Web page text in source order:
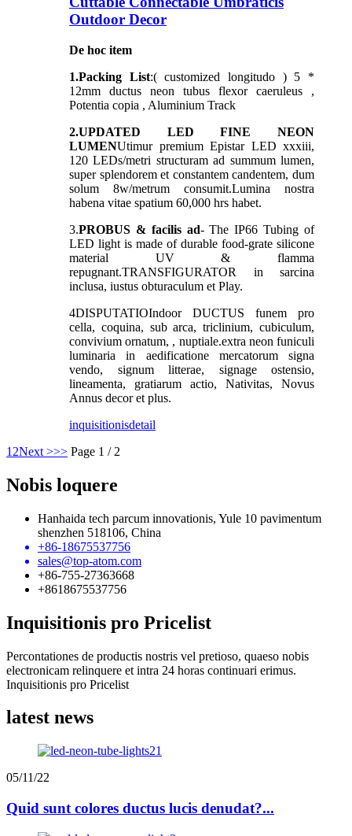
Outdoor Decor
De hoc item
1.Packing List:( customized longitudo ) 5 *
12mm ductus neon tubus flexor caeruleus ,
Potentia copia , Aluminium Track
2.UPDATED LED FINE NEON
LUMENUtimur premium Epistar LED xxxiii,
120 LEDs/metri structuram ad summum lumen,
super splendorem et constantem candentem, dum
solum 8w/metrum consumit.Lumina nostra
habena vitae spatium 60,000 hrs habet.
3.PROBUS & facilis ad- The IP66 Tubing of
LED light is made of durable food-grate silicone
material UV & flamma
repugnant.TRANSFIGURATOR in sarcina
inclusa, iustus obturaculum et Play.
4DISPUTATIOIndoor DUCTUS funem pro
cella, coquina, sub arca, triclinium, cubiculum,
convivium ornatum, , nuptiale.extra neon funiculi
luminaria in aedificatione mercatorum signa
vendo, signum litterae, signage ostensio,
lineamenta, gratiarum actio, Nativitas, Novus
Annus decor et plus.
inquisitionisdetail
1 2Next >>> Page 1 / 2
Nobis loquere
Hanhaida tech parcum innovationis, Yule 10 pavimentum
shenzhen 518106, China
+86-18675537756
sales@top-atom.com
+86-755-27363668
+8618675537756
Inquisitionis pro Pricelist
Percontationes de productis nostris vel pretioso, quaeso nobis
electronicam relinquere et intra 24 horas continuari erimus.
Inquisitionis pro Pricelist
latest news
05/11/22
Quid sunt colores ductus lucis denudat?...